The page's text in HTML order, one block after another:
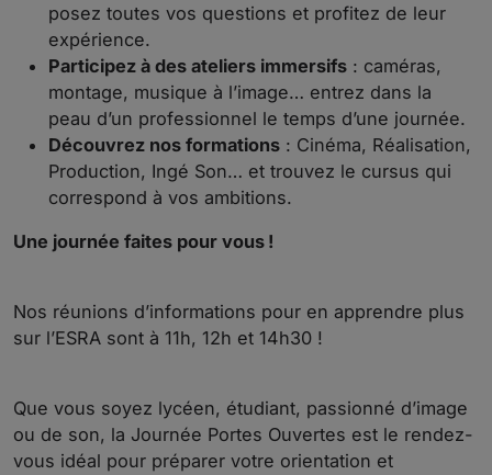
posez toutes vos questions et profitez de leur
expérience.
Participez à des ateliers immersifs : caméras,
montage, musique à l’image… entrez dans la
peau d’un professionnel le temps d’une journée.
Découvrez nos formations : Cinéma, Réalisation,
Production, Ingé Son… et trouvez le cursus qui
correspond à vos ambitions.
Une journée faites pour vous !
Nos réunions d’informations pour en apprendre plus
sur l’ESRA sont à 11h, 12h et 14h30 !
Que vous soyez lycéen, étudiant, passionné d’image
ou de son, la Journée Portes Ouvertes est le rendez-
vous idéal pour préparer votre orientation et